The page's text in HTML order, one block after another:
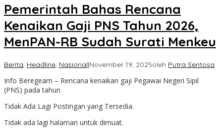
Pemerintah Bahas Rencana
Kenaikan Gaji PNS Tahun 2026,
MenPAN-RB Sudah Surati Menkeu
Berita, Headline, Nasional|November 19, 2025oleh Putra Sentosa
Info Beregeam – Rencana kenaikan gaji Pegawai Negeri Sipil
(PNS) pada tahun
Tidak Ada Lagi Postingan yang Tersedia.
Tidak ada lagi halaman untuk dimuat.